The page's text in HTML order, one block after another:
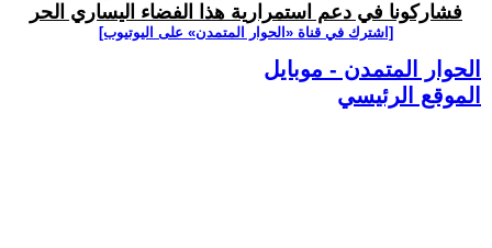
فشاركونا في دعم استمرارية هذا الفضاء اليساري الحر
[اشترك في قناة ‫«الحوار المتمدن» على اليوتيوب]
الحوار المتمدن - موبايل
الموقع الرئيسي